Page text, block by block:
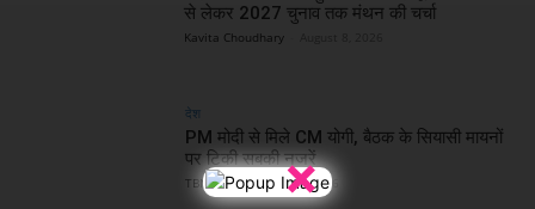
×
से लेकर 2027 चुनाव तक मंथन की चर्चा
Kavita Choudhary
देश
PM मोदी से मिले CM योगी, बैठक के सियासी मायनों
पर टिकी सबकी नजरें
TBN Desk - August 8, 2026